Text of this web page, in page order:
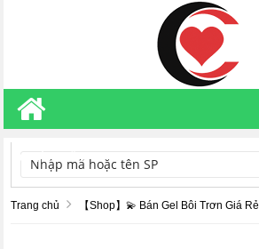
TÌM KIẾM
Trang chủ 【Shop】💫 Bán Gel Bôi Trơn Giá Rẻ